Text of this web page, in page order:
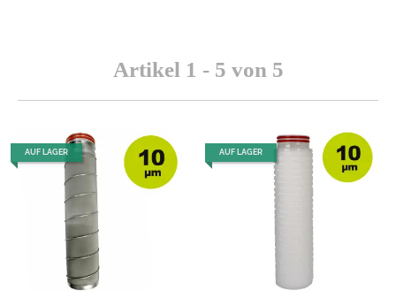
Artikel 1 - 5 von 5
AUF LAGER AUF LAGER